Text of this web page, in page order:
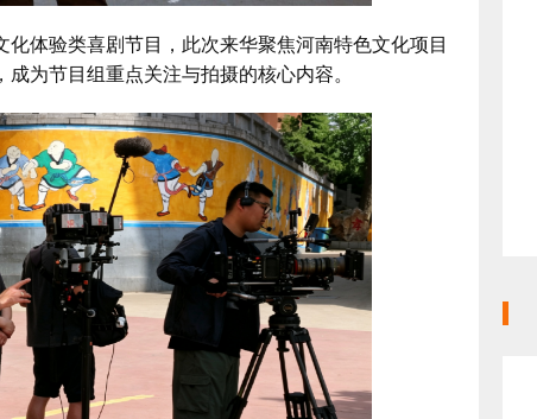
体验类喜剧节目，此次来华聚焦河南特色文化项目
为节目组重点关注与拍摄的核心内容。